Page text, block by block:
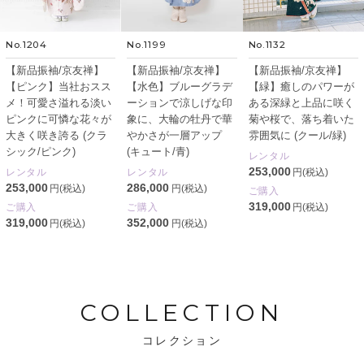
No.1204
【新品振袖/京友禅】
【ピンク】当社おスス
メ！可愛さ溢れる淡い
ピンクに可憐な花々が
大きく咲き誇る (クラ
シック/ピンク)
レンタル
253,000 円(税込)
ご購入
319,000 円(税込)
No.1199
【新品振袖/京友禅】
【水色】ブルーグラデ
ーションで涼しげな印
象に、大輪の牡丹で華
やかさが一層アップ
(キュート/青)
レンタル
286,000 円(税込)
ご購入
352,000 円(税込)
No.1132
【新品振袖/京友禅】
【緑】癒しのパワーが
ある深緑と上品に咲く
菊や桜で、落ち着いた
雰囲気に (クール/緑)
レンタル
253,000 円(税込)
ご購入
319,000 円(税込)
COLLECTION
コレクション